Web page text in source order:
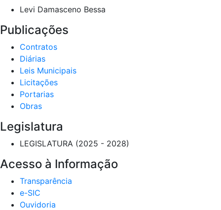
Levi Damasceno Bessa
Publicações
Contratos
Diárias
Leis Municipais
Licitações
Portarias
Obras
Legislatura
LEGISLATURA (2025 - 2028)
Acesso à Informação
Transparência
e-SIC
Ouvidoria